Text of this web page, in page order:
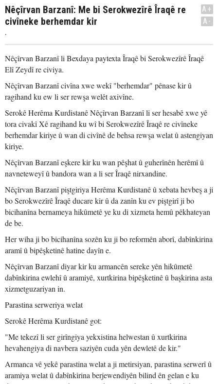
Nêçîrvan Barzanî: Me bi Serokwezîrê Îraqê re
civîneke berhemdar kir
.
A+
A-
Nêçîrvan Barzanî li Bexdaya paytexta Îraqê bi Serokwezîrê Îraqê
Elî Zeydî re civiya.
Nêçîrvan Barzanî civîna xwe wekî "berhemdar" pênase kir û
ragihand ku ew li ser rewşa welêt axivîne.
Serokê Herêma Kurdistanê Nêçîrvan Barzanî li ser hesabê xwe yê
tora civakî Xê ragihand ku wî bi Serokwezîrê Îraqê re civîneke
berhemdar kiriye û wan di civînê de behsa rewşa welat û astengiyan
kiriye.
Nêçîrvan Barzanî eşkere kir ku wan pêşhat û guherînên herêmî û
navneteweyî û bandora wan a li ser Îraqê nirxandine.
Nêçîrvan Barzanî piştgiriya Herêma Kurdistanê û xebata hevbeş a ji
bo Serokwezîrê Îraqê ducare kir û da zanîn ku ev piştgirî ji bo
bicihanîna bernameya hikûmetê ye ku di xizmeta hemû pêkhateyan
de be.
Her wiha ji bo bicihanîna sozên ku ji bo reformên aborî, dabînkirina
aramî û bipêşketinê hatine dayîn e.
Nêçîrvan Barzanî diyar kir ku armancên sereke yên hikûmetê
dabînkirina ewlehî û aramiyê, xurtkirina bipêşketinê û başkirina asta
xizmetguzariyan in.
Parastina serweriya welat
Serokê Herêma Kurdistanê got:
"Me tekezî li ser girîngiya yekxistina helwestan û xurtkirina
hevahengiya di navbera saziyên cuda yên dewletê de kir."
Armanca vê yekê parastina welat a ji metirsiyan, parastina serwerî û
aramiya welat û dabînkirina berjewendiyên bilind ên gelan e ku